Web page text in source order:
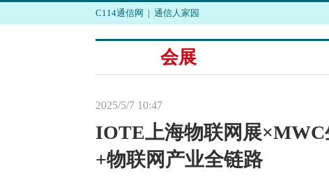
C114通信网 | 通信人家园
会展
2025/5/7 10:47
IOTE上海物联网展
+物联网产业全链路